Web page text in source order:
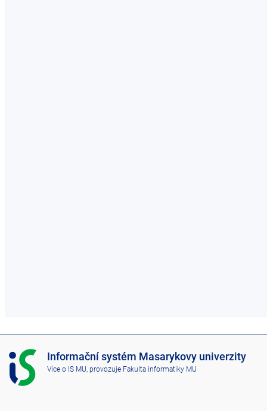
I
S
M
Informační systém Masarykovy univerzity
Více o IS MU , provozuje Fakulta informatiky MU